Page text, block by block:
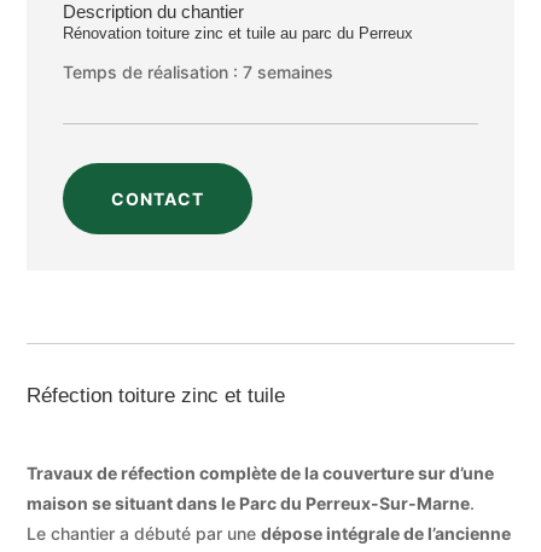
Description du chantier
Rénovation toiture zinc et tuile au parc du Perreux
Temps de réalisation : 7 semaines
CONTACT
Réfection toiture zinc et tuile
Travaux de réfection complète de la couverture sur d’une
maison se situant dans le Parc du Perreux-Sur-Marne.
Le chantier a débuté par unedépose intégrale de l’ancienne